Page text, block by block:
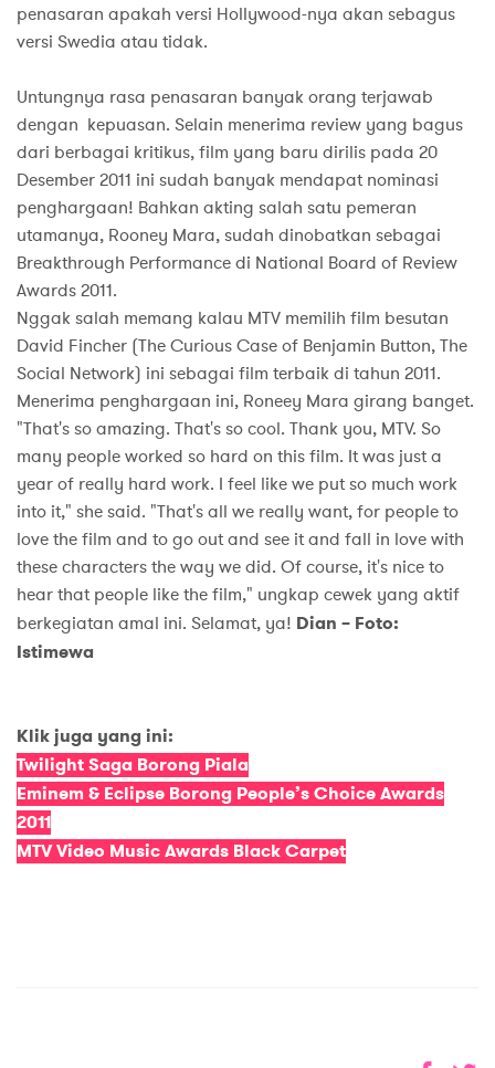
penasaran apakah versi Hollywood-nya akan sebagus
versi Swedia atau tidak.
Untungnya rasa penasaran banyak orang terjawab
dengan kepuasan. Selain menerima review yang bagus
dari berbagai kritikus, film yang baru dirilis pada 20
Desember 2011 ini sudah banyak mendapat nominasi
penghargaan! Bahkan akting salah satu pemeran
utamanya, Rooney Mara, sudah dinobatkan sebagai
Breakthrough Performance di National Board of Review
Awards 2011.
Nggak salah memang kalau MTV memilih film besutan
David Fincher (The Curious Case of Benjamin Button, The
Social Network) ini sebagai film terbaik di tahun 2011.
Menerima penghargaan ini, Roneey Mara girang banget.
"That's so amazing. That's so cool. Thank you, MTV. So
many people worked so hard on this film. It was just a
year of really hard work. I feel like we put so much work
into it," she said. "That's all we really want, for people to
love the film and to go out and see it and fall in love with
these characters the way we did. Of course, it's nice to
hear that people like the film," ungkap cewek yang aktif
berkegiatan amal ini. Selamat, ya! Dian – Foto:
Istimewa
Klik juga yang ini:
Twilight Saga Borong Piala
Eminem & Eclipse Borong People’s Choice Awards
2011
MTV Video Music Awards Black Carpet